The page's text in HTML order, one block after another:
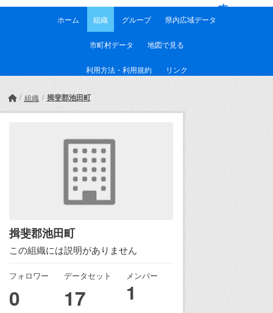
す
ホーム 組織 グループ 県内広域データ
市町村データ 地図で見る
利用方法・利用規約 リンク
組織 揖斐郡池田町
揖斐郡池田町
この組織には説明がありません
フォロワー
0
データセット
17
メンバー
1